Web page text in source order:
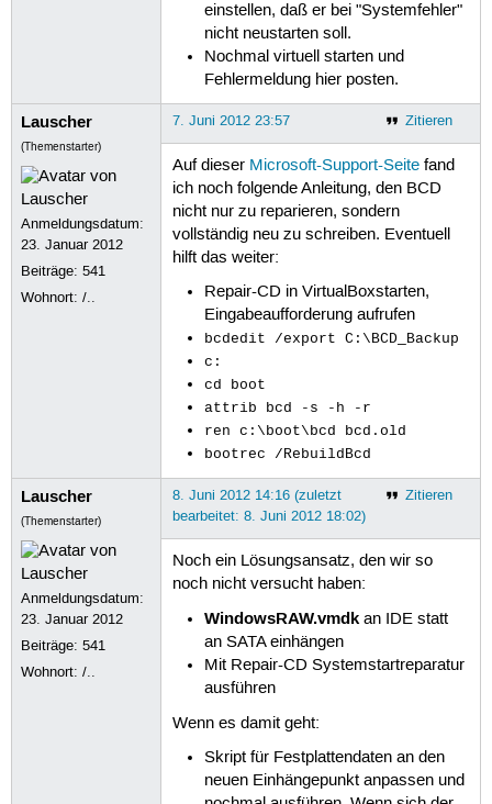
einstellen, daß er bei "Systemfehler"
nicht neustarten soll.
Nochmal virtuell starten und
Fehlermeldung hier posten.
Lauscher
(Themenstarter)
Anmeldungsdatum:
23. Januar 2012
Beiträge:541
Wohnort: /..
Zitieren
7. Juni 2012 23:57
Auf dieser Microsoft-Support-Seitefand
ich noch folgende Anleitung, den BCD
nicht nur zu reparieren, sondern
vollständig neu zu schreiben. Eventuell
hilft das weiter:
Repair-CD in VirtualBoxstarten,
Eingabeaufforderung aufrufen
bcdedit /export C:\BCD_Backup
c:
cd boot
attrib bcd -s -h -r
ren c:\boot\bcd bcd.old
bootrec /RebuildBcd
Lauscher
(Themenstarter)
Anmeldungsdatum:
23. Januar 2012
Beiträge:541
Wohnort: /..
Zitieren
8. Juni 2012 14:16 (zuletzt
bearbeitet: 8. Juni 2012 18:02)
Noch ein Lösungsansatz, den wir so
noch nicht versucht haben:
WindowsRAW.vmdkan IDE statt
an SATA einhängen
Mit Repair-CD Systemstartreparatur
ausführen
Wenn es damit geht:
Skript für Festplattendaten an den
neuen Einhängepunkt anpassen und